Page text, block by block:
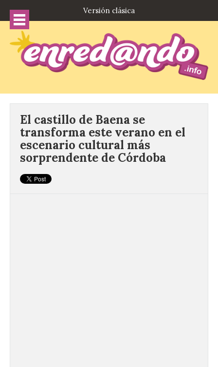
Versión clásica
El castillo de Baena se
transforma este verano en el
escenario cultural más
sorprendente de Córdoba